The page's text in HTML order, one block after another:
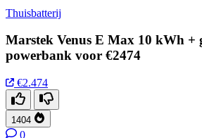
Thuisbatterij
Marstek Venus E Max 10 kWh +
powerbank voor €2474
€2.474
1404
0